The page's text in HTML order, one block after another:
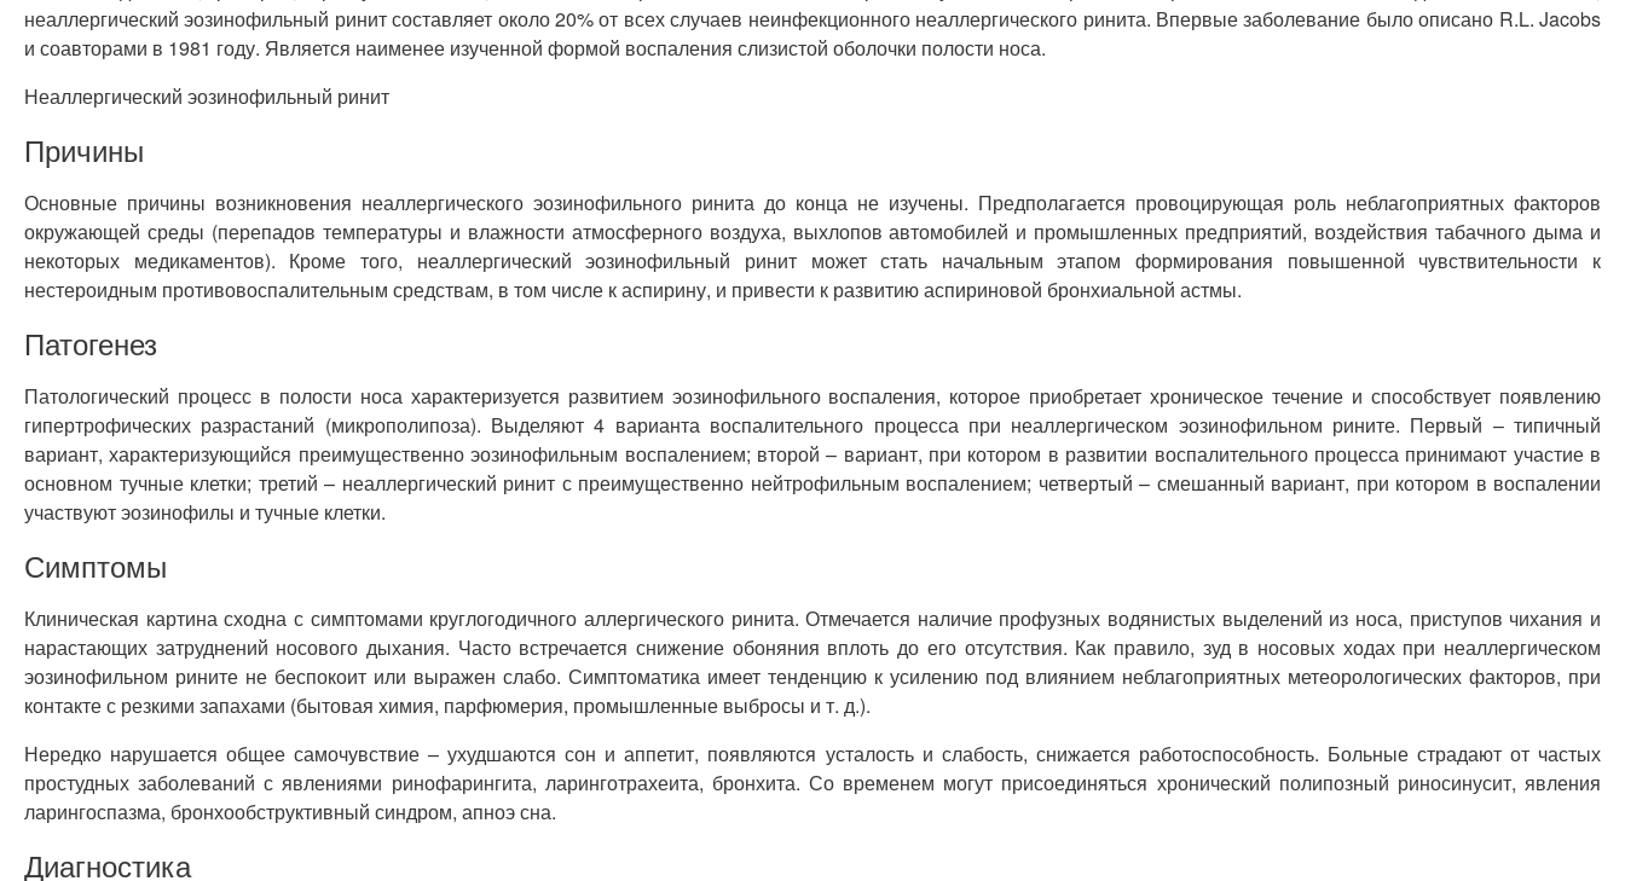
неаллергический эозинофильный ринит составляет около 20% от всех случаев неинфекционного неаллергического ринита. Впервые заболевание было описано R.L. Jacobs
и соавторами в 1981 году. Является наименее изученной формой воспаления слизистой оболочки полости носа.
Неаллергический эозинофильный ринит
Причины
Основные причины возникновения неаллергического эозинофильного ринита до конца не изучены. Предполагается провоцирующая роль неблагоприятных факторов
окружающей среды (перепадов температуры и влажности атмосферного воздуха, выхлопов автомобилей и промышленных предприятий, воздействия табачного дыма и
некоторых медикаментов). Кроме того, неаллергический эозинофильный ринит может стать начальным этапом формирования повышенной чувствительности к
нестероидным противовоспалительным средствам, в том числе к аспирину, и привести к развитию аспириновой бронхиальной астмы.
Патогенез
Патологический процесс в полости носа характеризуется развитием эозинофильного воспаления, которое приобретает хроническое течение и способствует появлению
гипертрофических разрастаний (микрополипоза). Выделяют 4 варианта воспалительного процесса при неаллергическом эозинофильном рините. Первый – типичный
вариант, характеризующийся преимущественно эозинофильным воспалением; второй – вариант, при котором в развитии воспалительного процесса принимают участие в
основном тучные клетки; третий – неаллергический ринит с преимущественно нейтрофильным воспалением; четвертый – смешанный вариант, при котором в воспалении
участвуют эозинофилы и тучные клетки.
Симптомы
Клиническая картина сходна с симптомами круглогодичного аллергического ринита. Отмечается наличие профузных водянистых выделений из носа, приступов чихания и
нарастающих затруднений носового дыхания. Часто встречается снижение обоняния вплоть до его отсутствия. Как правило, зуд в носовых ходах при неаллергическом
эозинофильном рините не беспокоит или выражен слабо. Симптоматика имеет тенденцию к усилению под влиянием неблагоприятных метеорологических факторов, при
контакте с резкими запахами (бытовая химия, парфюмерия, промышленные выбросы и т. д.).
Нередко нарушается общее самочувствие – ухудшаются сон и аппетит, появляются усталость и слабость, снижается работоспособность. Больные страдают от частых
простудных заболеваний с явлениями ринофарингита, ларинготрахеита, бронхита. Со временем могут присоединяться хронический полипозный риносинусит, явления
ларингоспазма, бронхообструктивный синдром, апноэ сна.
Диагностика